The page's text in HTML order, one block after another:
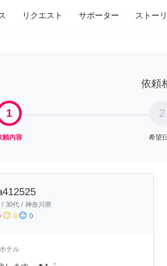
リクエスト サポーター ストー
引っ越し インテリア 趣味・習い事
依頼
1
頼内容
2
希望
/ 30代 / 神奈川県
sentiment_neutral 0 sentiment_dissatisfied 0
テル